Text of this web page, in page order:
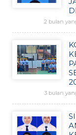
2 bulan
3 bulan